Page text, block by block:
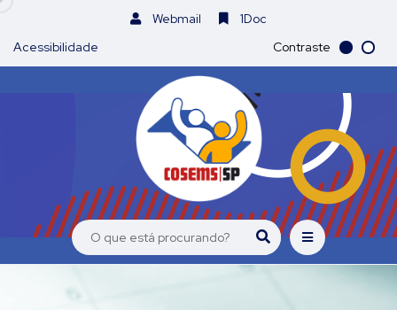
Webmail
1Doc
Acessibilidade
Contraste